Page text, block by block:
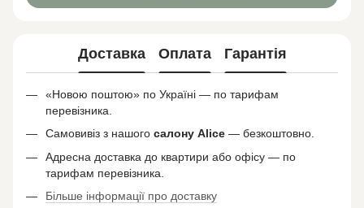
Доставка Оплата Гарантія
«Новою поштою» по Україні — по тарифам
перевізника.
Самовивіз з нашого салону Alice — безкоштовно.
Адресна доставка до квартири або офісу — по
тарифам перевізника.
Більше інформації про доставку